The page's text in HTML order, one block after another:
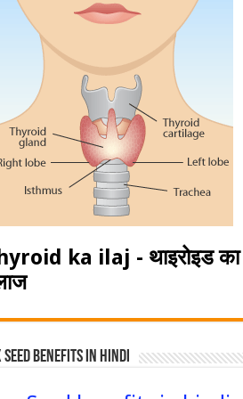
ka ilaj - थाइरोइड का
Seed Benefits in hindi